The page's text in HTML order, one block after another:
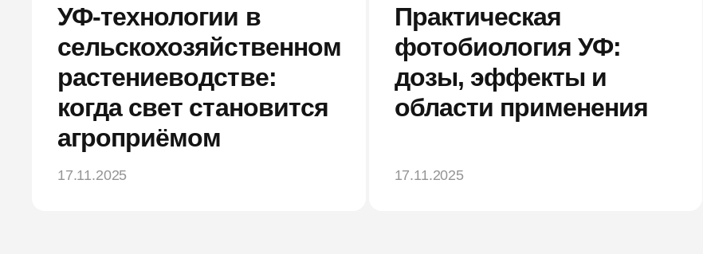
УФ-технологии в
сельскохозяйственном
растениеводстве:
когда свет становится
агроприёмом
17.11.2025
Практическая
фотобиология УФ:
дозы, эффекты и
области применения
17.11.2025